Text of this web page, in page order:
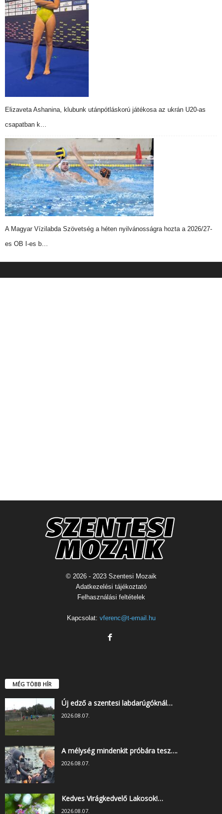
Elizaveta Ashanina, klubunk utánpótláskorú játékosa az ukrán U20-as
csapatban k…
A Magyar Vízilabda Szövetség a héten nyilvánosságra hozta a 2026/27-
es OB I-es b…
© 2026 - 2023 Szentesi Mozaik
Adatkezelési tájékoztató
Felhasználási feltételek
Kapcsolat: vferenc@t-email.hu
MÉG TÖBB HÍR
Új edző a szentesi labdarúgóknál…
2026.08.07.
A mélység mindenkit próbára tesz….
2026.08.07.
Kedves Virágkedvelő Lakosok!…
2026.08.07.